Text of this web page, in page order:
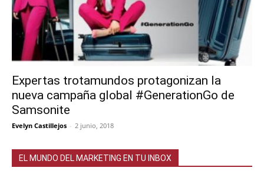
Expertas trotamundos protagonizan la
nueva campaña global #GenerationGo de
Samsonite
Evelyn Castillejos - 2 junio, 2018
EL MUNDO DEL MARKETING EN TU INBOX